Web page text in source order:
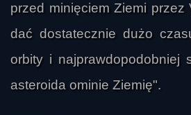
przed minięciem Ziemi przez
dać dostatecznie dużo
orbity i najprawdopodobniej
asteroida ominie Ziemię".